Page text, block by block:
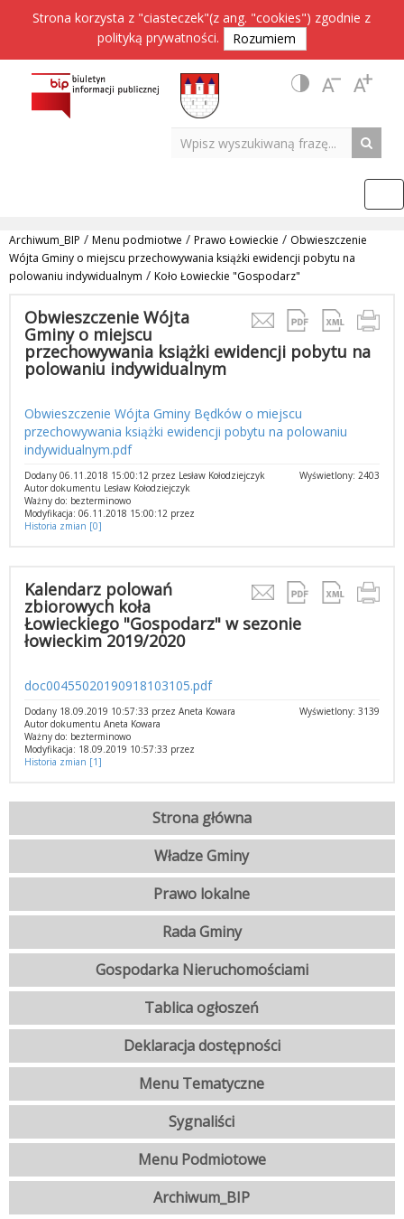
Strona korzysta z "ciasteczek"(z ang. "cookies") zgodnie z
polityką prywatności. Rozumiem
Archiwum_BIP / Menu podmiotwe / Prawo Łowieckie / Obwieszczenie
Wójta Gminy o miejscu przechowywania książki ewidencji pobytu na
polowaniu indywidualnym / Koło Łowieckie "Gospodarz"
Obwieszczenie Wójta
Gminy o miejscu
przechowywania książki ewidencji pobytu na
polowaniu indywidualnym
Obwieszczenie Wójta Gminy Będków o miejscu
przechowywania książki ewidencji pobytu na polowaniu
indywidualnym.pdf
Wyświetlony: 2403
Dodany 06.11.2018 15:00:12 przez Lesław Kołodziejczyk
Autor dokumentu Lesław Kołodziejczyk
Ważny do: bezterminowo
Modyfikacja: 06.11.2018 15:00:12 przez
Historia zmian [0]
Kalendarz polowań
zbiorowych koła
Łowieckiego "Gospodarz" w sezonie
łowieckim 2019/2020
doc00455020190918103105.pdf
Wyświetlony: 3139
Dodany 18.09.2019 10:57:33 przez Aneta Kowara
Autor dokumentu Aneta Kowara
Ważny do: bezterminowo
Modyfikacja: 18.09.2019 10:57:33 przez
Historia zmian [1]
Strona główna
Władze Gminy
Prawo lokalne
Rada Gminy
Gospodarka Nieruchomościami
Tablica ogłoszeń
Deklaracja dostępności
Menu Tematyczne
Sygnaliści
Menu Podmiotowe
Archiwum_BIP